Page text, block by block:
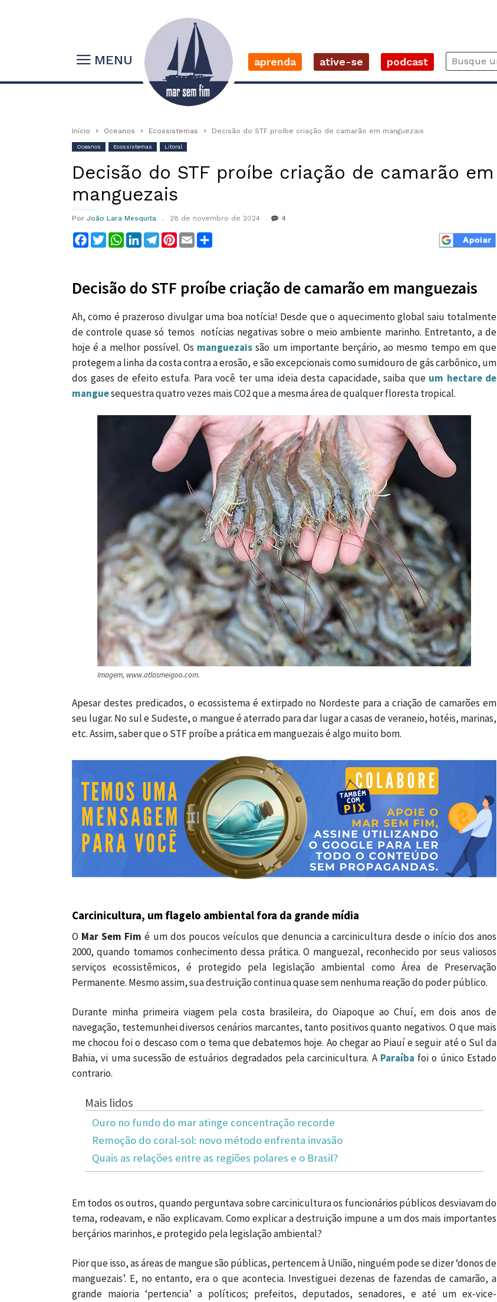
MENU aprenda ative-se podcast
Início Oceanos Ecossistemas Decisão do STF proíbe criação de camarão em manguezais
Oceanos Ecossistemas Litoral
Decisão do STF proíbe criação de camarão em
manguezais
Por João Lara Mesquita 28 de novembro de 2024 4
Facebook
TwitterWhatsApp
LinkedInTelegram
Pinterest
Email
Decisão do STF proíbe criação de camarão em manguezais
Ah, como é prazeroso divulgar uma boa notícia! Desde que o aquecimento global saiu totalmente
de controle quase só temos notícias negativas sobre o meio ambiente marinho. Entretanto, a de
hoje é a melhor possível. Os manguezais são um importante berçário, ao mesmo tempo em que
protegem a linha da costa contra a erosão, e são excepcionais como sumidouro de gás carbônico, um
dos gases de efeito estufa. Para você ter uma ideia desta capacidade, saiba que um hectare de
manguesequestra quatro vezes mais CO2 que a mesma área de qualquer floresta tropical.
Imagem, www.atlasmeigoo.com.
Apesar destes predicados, o ecossistema é extirpado no Nordeste para a criação de camarões em
seu lugar. No sul e Sudeste, o mangue é aterrado para dar lugar a casas de veraneio, hotéis, marinas,
etc. Assim, saber que o STF proíbe a prática em manguezais é algo muito bom.
Carcinicultura, um flagelo ambiental fora da grande mídia
O Mar Sem Fim é um dos poucos veículos que denuncia a carcinicultura desde o início dos anos
2000, quando tomamos conhecimento dessa prática. O manguezal, reconhecido por seus valiosos
serviços ecossistêmicos, é protegido pela legislação ambiental como Área de Preservação
Permanente. Mesmo assim, sua destruição continua quase sem nenhuma reação do poder público.
Durante minha primeira viagem pela costa brasileira, do Oiapoque ao Chuí, em dois anos de
navegação, testemunhei diversos cenários marcantes, tanto positivos quanto negativos. O que mais
me chocou foi o descaso com o tema que debatemos hoje. Ao chegar ao Piauí e seguir até o Sul da
Bahia, vi uma sucessão de estuários degradados pela carcinicultura. A Paraíba foi o único Estado
contrario.
Mais lidos
Ouro no fundo do mar atinge concentração recorde
Remoção do coral-sol: novo método enfrenta invasão
Quais as relações entre as regiões polares e o Brasil?
Em todos os outros, quando perguntava sobre carcinicultura os funcionários públicos desviavam do
tema, rodeavam, e não explicavam. Como explicar a destruição impune a um dos mais importantes
berçários marinhos, e protegido pela legislação ambiental?
Pior que isso, as áreas de mangue são públicas, pertencem à União, ninguém pode se dizer ‘donos de
manguezais’. E, no entanto, era o que acontecia. Investiguei dezenas de fazendas de camarão, a
grande maioria ‘pertencia’ a políticos; prefeitos, deputados, senadores, e até um ex-vice-